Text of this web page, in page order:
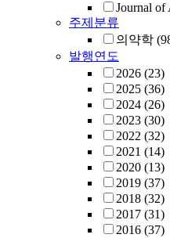
Journal of
주제분류
의약학
발행연도
2026 (23)
2025 (36)
2024 (26)
2023 (30)
2022 (32)
2021 (14)
2020 (13)
2019 (37)
2018 (32)
2017 (31)
2016 (37)